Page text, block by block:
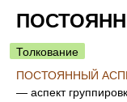
Толкование
ПОСТОЯННЫЙ
— аспект